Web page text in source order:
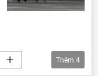
Thêm 4